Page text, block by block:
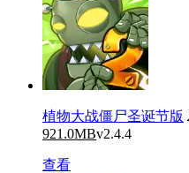
植物大战僵尸圣诞节版
921.0MBv2.4.4
查看